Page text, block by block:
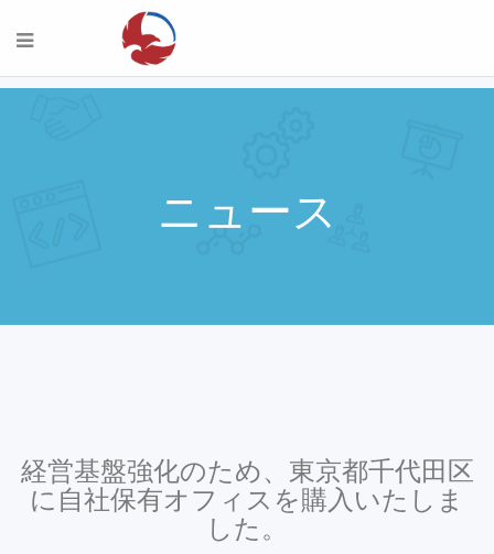
ニュース
経営基盤強化のため、東京都千代田区
に自社保有オフィスを購入いたしま
した。